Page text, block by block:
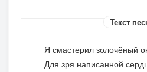
Текст
Я смастерил золочёный
Для зря написанной